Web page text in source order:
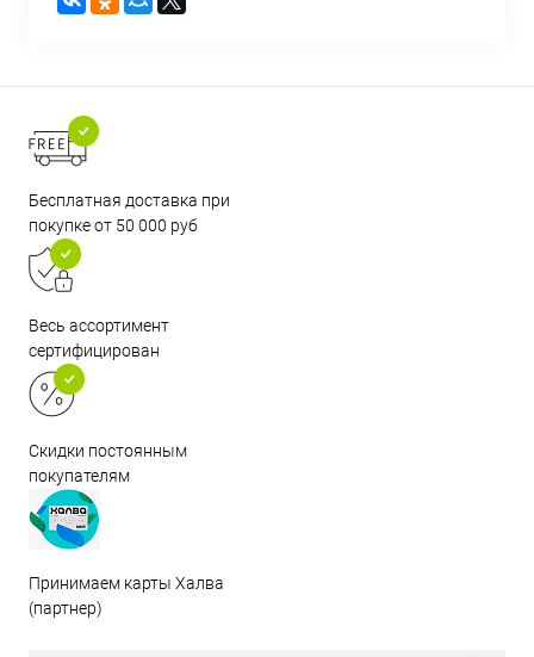
Бесплатная доставка при
покупке от 50 000 руб
Весь ассортимент
сертифицирован
Скидки постоянным
покупателям
Принимаем карты Халва
(партнер)